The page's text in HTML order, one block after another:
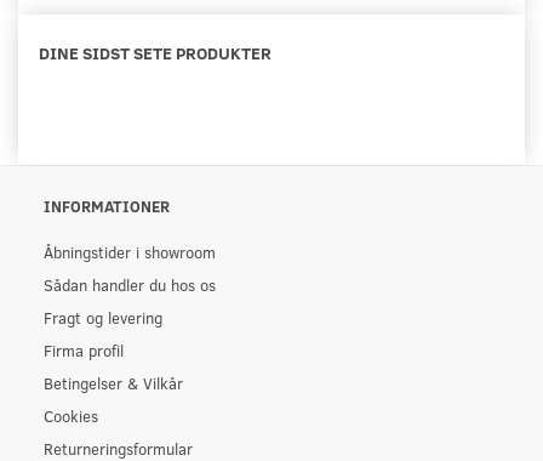
DINE SIDST SETE PRODUKTER
INFORMATIONER
Åbningstider i showroom
Sådan handler du hos os
Fragt og levering
Firma profil
Betingelser & Vilkår
Cookies
Returneringsformular